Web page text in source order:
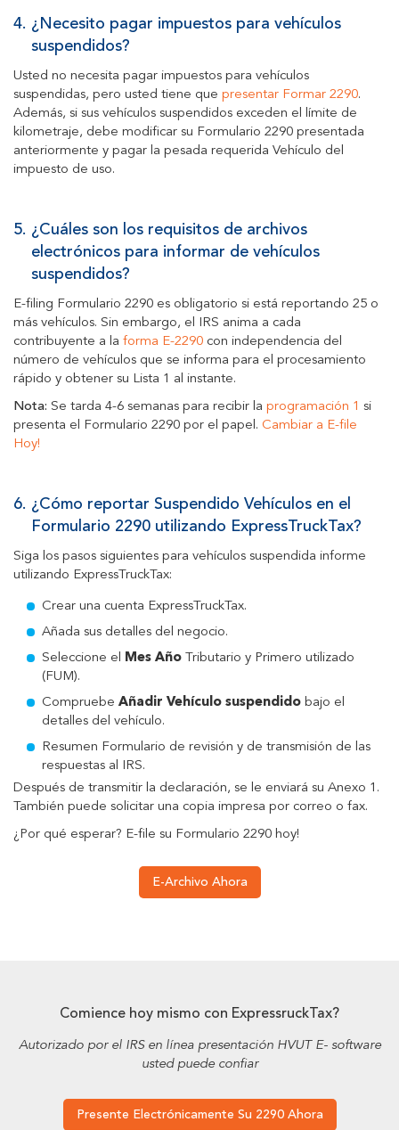
4. ¿Necesito pagar impuestos para vehículos
suspendidos?
Usted no necesita pagar impuestos para vehículos
suspendidas, pero usted tiene que presentar Formar 2290.
Además, si sus vehículos suspendidos exceden el límite de
kilometraje, debe modificar su Formulario 2290 presentada
anteriormente y pagar la pesada requerida Vehículo del
impuesto de uso.
5. ¿Cuáles son los requisitos de archivos
electrónicos para informar de vehículos
suspendidos?
E-filing Formulario 2290 es obligatorio si está reportando 25 o
más vehículos. Sin embargo, el IRS anima a cada
contribuyente a la forma E-2290 con independencia del
número de vehículos que se informa para el procesamiento
rápido y obtener su Lista 1 al instante.
Nota: Se tarda 4-6 semanas para recibir la programación 1 si
presenta el Formulario 2290 por el papel. Cambiar a E-file
Hoy!
6. ¿Cómo reportar Suspendido Vehículos en el
Formulario 2290 utilizando ExpressTruckTax?
Siga los pasos siguientes para vehículos suspendida informe
utilizando ExpressTruckTax:
Crear una cuenta ExpressTruckTax.
Añada sus detalles del negocio.
Seleccione el Mes Año Tributario y Primero utilizado
(FUM).
Compruebe Añadir Vehículo suspendido bajo el
detalles del vehículo.
Resumen Formulario de revisión y de transmisión de las
respuestas al IRS.
Después de transmitir la declaración, se le enviará su Anexo 1.
También puede solicitar una copia impresa por correo o fax.
¿Por qué esperar? E-file su Formulario 2290 hoy!
E-Archivo Ahora
Comience hoy mismo con ExpressruckTax?
Autorizado por el IRS en línea presentación HVUT E- software
usted puede confiar
Presente Electrónicamente Su 2290 Ahora